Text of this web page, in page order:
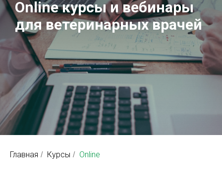
Online курсы и вебинары
для ветеринарных врачей
Главная / Курсы / Online